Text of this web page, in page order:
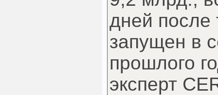
дней после
запущен в
прошлого
эксперт